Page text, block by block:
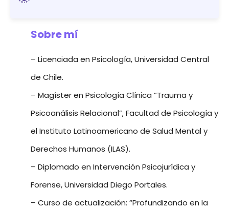
Sobre mí
– Licenciada en Psicología, Universidad Central
de Chile.
– Magíster en Psicología Clínica “Trauma y
Psicoanálisis Relacional”, Facultad de Psicología y
el Instituto Latinoamericano de Salud Mental y
Derechos Humanos (ILAS).
– Diplomado en Intervención Psicojurídica y
Forense, Universidad Diego Portales.
– Curso de actualización: “Profundizando en la